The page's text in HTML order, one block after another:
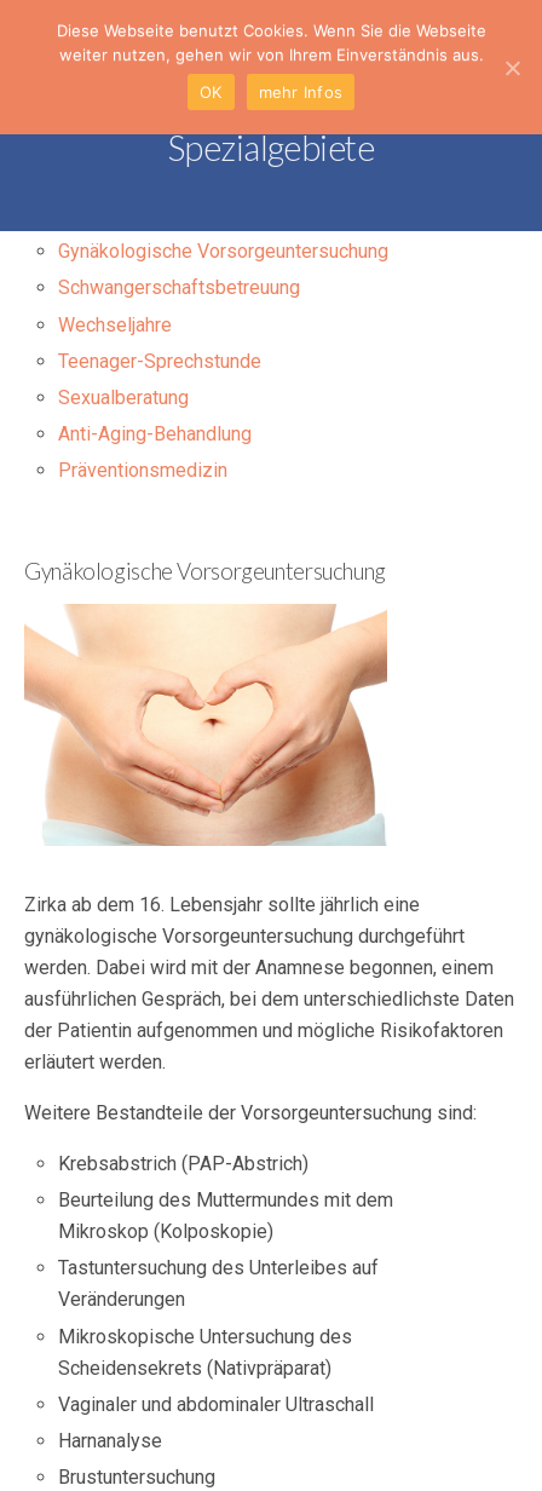
Spezialgebiete
Gynäkologische Vorsorgeuntersuchung
Schwangerschaftsbetreuung
Wechseljahre
Teenager-Sprechstunde
Sexualberatung
Anti-Aging-Behandlung
Präventionsmedizin
Gynäkologische Vorsorgeuntersuchung
Zirka ab dem 16. Lebensjahr sollte jährlich eine
gynäkologische Vorsorgeuntersuchung durchgeführt
werden. Dabei wird mit der Anamnese begonnen, einem
ausführlichen Gespräch, bei dem unterschiedlichste Daten
der Patientin aufgenommen und mögliche Risikofaktoren
erläutert werden.
Weitere Bestandteile der Vorsorgeuntersuchung sind:
Krebsabstrich (PAP-Abstrich)
Beurteilung des Muttermundes mit dem
Mikroskop (Kolposkopie)
Tastuntersuchung des Unterleibes auf
Veränderungen
Mikroskopische Untersuchung des
Scheidensekrets (Nativpräparat)
Vaginaler und abdominaler Ultraschall
Harnanalyse
Brustuntersuchung
Diese Webseite benutzt Cookies. Wenn Sie die Webseite
weiter nutzen, gehen wir von Ihrem Einverständnis aus.
OK
mehr Infos